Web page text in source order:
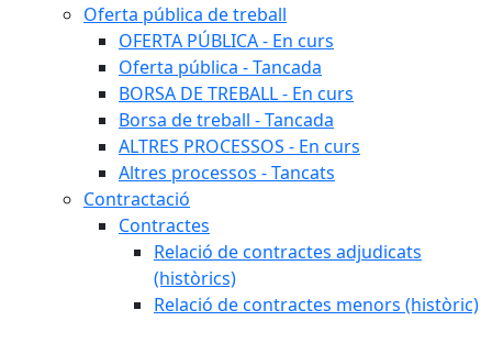
Oferta pública de treball
OFERTA PÚBLICA - En curs
Oferta pública - Tancada
BORSA DE TREBALL - En curs
Borsa de treball - Tancada
ALTRES PROCESSOS - En curs
Altres processos - Tancats
Contractació
Contractes
Relació de contractes adjudicats
(històrics)
Relació de contractes menors (històric)